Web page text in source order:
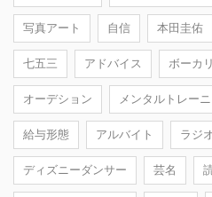
写真アート 自信 本田圭佑
七五三 アドバイス ボーカ
オーデション メンタルトレー
給与形態 アルバイト ラジ
ディズニーダンサー 芸名